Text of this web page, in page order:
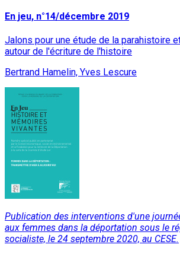
En jeu, n°14/décembre 2019
Jalons pour une étude de la parahistoire
autour de l'écriture de l'histoire
Bertrand Hamelin, Yves Lescure
Publication des interventions d'une
aux femmes dans la déportation sous le
socialiste, le 24 septembre 2020, au CESE.